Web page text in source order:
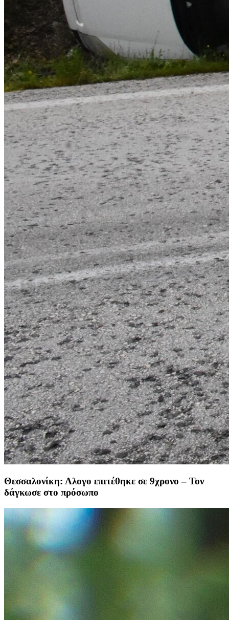
Θεσσαλονίκη: Αλογο επιτέθηκε σε 9χρονο – Τον
δάγκωσε στο πρόσωπο